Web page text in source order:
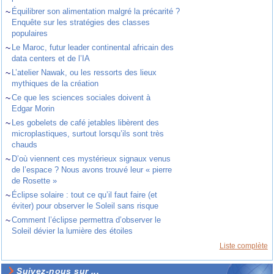
~ Équilibrer son alimentation malgré la précarité ?
Enquête sur les stratégies des classes
populaires
~ Le Maroc, futur leader continental africain des
data centers et de l’IA
~ L’atelier Nawak, ou les ressorts des lieux
mythiques de la création
~Ce que les sciences sociales doivent à
Edgar Morin
~ Les gobelets de café jetables libèrent des
microplastiques, surtout lorsqu’ils sont très
chauds
~ D’où viennent ces mystérieux signaux venus
de l’espace ? Nous avons trouvé leur « pierre
de Rosette »
~ Éclipse solaire : tout ce qu’il faut faire (et
éviter) pour observer le Soleil sans risque
~Comment l’éclipse permettra d’observer le
Soleil dévier la lumière des étoiles
Liste complète
Suivez-nous sur ...